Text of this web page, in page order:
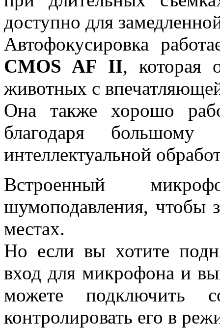
доступно для
Автофокусировка
CMOS AF II, которая
животных с
Она также хорошо
благодаря
интеллектуальной
Встроенный
шумоподавления, чтобы
местах.
Но если вы хотите
вход для микрофона и
можете подключить
контролировать его в